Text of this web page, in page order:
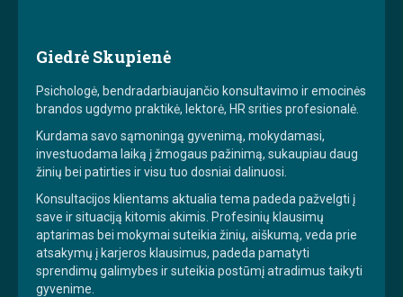
Giedrė Skupienė
Psichologė, bendradarbiaujančio konsultavimo ir emocinės
brandos ugdymo praktikė, lektorė, HR srities profesionalė.
Kurdama savo sąmoningą gyvenimą, mokydamasi,
investuodama laiką į žmogaus pažinimą, sukaupiau daug
žinių bei patirties ir visu tuo dosniai dalinuosi.
Konsultacijos klientams aktualia tema padeda pažvelgti į
save ir situaciją kitomis akimis. Profesinių klausimų
aptarimas bei mokymai suteikia žinių, aiškumą, veda prie
atsakymų į karjeros klausimus, padeda pamatyti
sprendimų galimybes ir suteikia postūmį atradimus taikyti
gyvenime.